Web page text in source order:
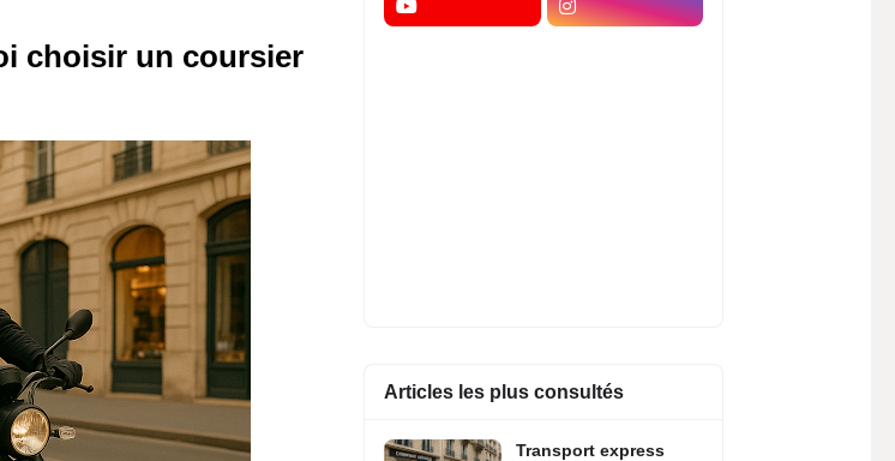
choisir un coursier
Articles les plus consultés
Transport express